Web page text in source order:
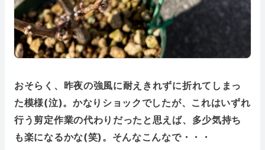
おそらく、昨夜の強風に耐えきれずに折れてしまっ
た模様(泣)。かなりショックでしたが、これはいずれ
行う剪定作業の代わりだったと思えば、多少気持ち
も楽になるかな(笑)。そんなこんなで・・・